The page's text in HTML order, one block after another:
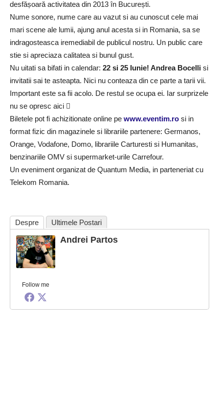
desfășoară activitatea din 2013 în București.
Nume sonore, nume care au vazut si au cunoscut cele mai
mari scene ale lumii, ajung anul acesta si in Romania, sa se
indragosteasca iremediabil de publicul nostru. Un public care
stie si apreciaza calitatea si bunul gust.
Nu uitati sa bifati in calendar: 22 si 25 Iunie! Andrea Bocelli si
invitatii sai te asteapta. Nici nu conteaza din ce parte a tarii vii.
Important este sa fii acolo. De restul se ocupa ei. Iar surprizele
nu se opresc aici 
Biletele pot fi achizitionate online pe www.eventim.ro si in
format fizic din magazinele si librariile partenere: Germanos,
Orange, Vodafone, Domo, librariile Carturesti si Humanitas,
benzinariile OMV si supermarket-urile Carrefour.
Un eveniment organizat de Quantum Media, in parteneriat cu
Telekom Romania.
Despre Ultimele Postari
Follow me
Andrei Partos